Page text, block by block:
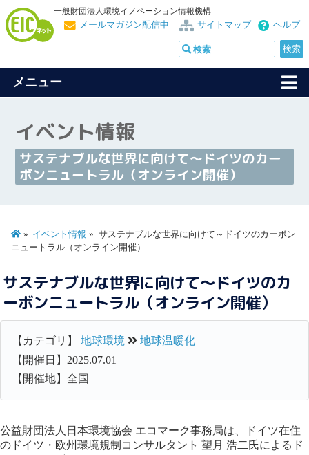
一般財団法人環境イノベーション情報機構
ヘルプ
サイトマップ
メールマガジン配信中
メニュー
イベント情報
サステナブルな世界に向けて～ドイツのカー
ボンニュートラル（オンライン開催）
イベント情報
サステナブルな世界に向けて～ドイツのカーボン
ニュートラル（オンライン開催）
サステナブルな世界に向けて～ドイツのカ
ーボンニュートラル（オンライン開催）
【カテゴリ】 地球環境
地球温暖化
【開催日】2025.07.01
【開催地】全国
公益財団法人日本環境協会 エコマーク事務局は、ドイツ在住
のドイツ・欧州環境規制コンサルタント 望月 浩二氏によるド